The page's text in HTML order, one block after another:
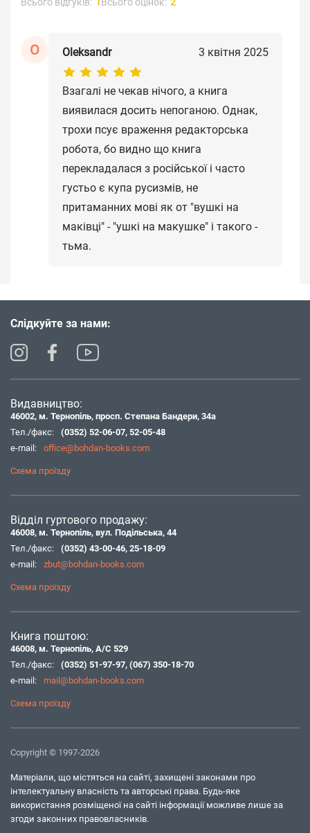
O Oleksandr 3 квітня 2025
Взагалі не чекав нічого, а книга
виявилася досить непоганою. Однак,
трохи псує враження редакторська
робота, бо видно що книга
перекладалася з російської і часто
густьо є купа русизмів, не
притаманних мові як от "вушкі на
маківці" - "ушкі на макушке" і такого -
тьма.
Слідкуйте за нами:
Видавництво:
46002, м. Тернопіль, просп. Степана Бандери, 34а
Тел./факс:
(0352) 52-06-07, 52-05-48
e-mail:
office@bohdan-books.com
Схема проїзду
Відділ гуртового продажу:
46008, м. Тернопіль, вул. Подільська, 44
Тел./факс:
(0352) 43-00-46, 25-18-09
e-mail:
zbut@bohdan-books.com
Схема проїзду
Книга поштою:
46008, м. Тернопіль, А/С 529
Тел./факс:
(0352) 51-97-97, (067) 350-18-70
e-mail:
mail@bohdan-books.com
Схема проїзду
Copyright © 1997-2026
Матеріали, що містяться на сайті, захищені законами про
інтелектуальну власність та авторські права. Будь-яке
використання розміщеної на сайті інформації можливе лише за
згоди законних правовласників.